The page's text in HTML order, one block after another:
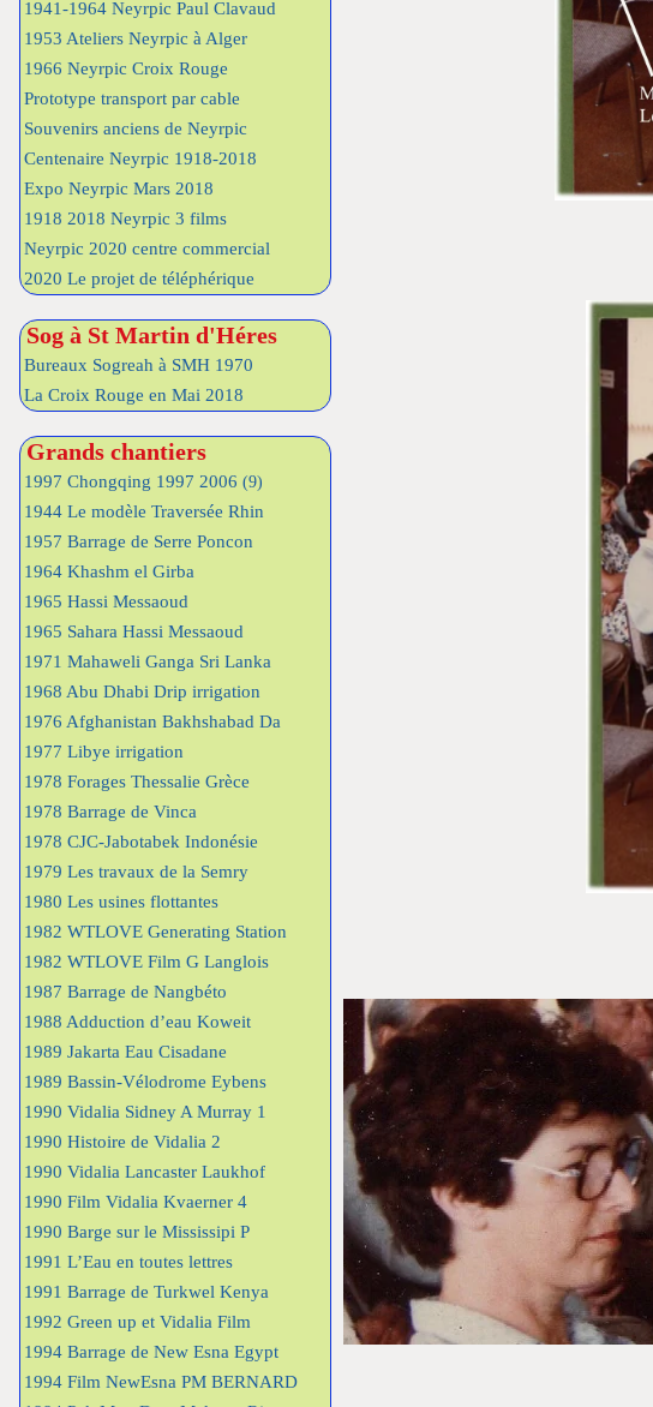
1941-1964 Neyrpic Paul Clavaud
1953 Ateliers Neyrpic à Alger
1966 Neyrpic Croix Rouge
Prototype transport par cable
Souvenirs anciens de Neyrpic
Centenaire Neyrpic 1918-2018
Expo Neyrpic Mars 2018
1918 2018 Neyrpic 3 films
Neyrpic 2020 centre commercial
2020 Le projet de téléphérique
Sog à St Martin d'Héres
Bureaux Sogreah à SMH 1970
La Croix Rouge en Mai 2018
Grands chantiers
1997 Chongqing 1997 2006 (9)
1944 Le modèle Traversée Rhin
1957 Barrage de Serre Poncon
1964 Khashm el Girba
1965 Hassi Messaoud
1965 Sahara Hassi Messaoud
1971 Mahaweli Ganga Sri Lanka
1968 Abu Dhabi Drip irrigation
1976 Afghanistan Bakhshabad Da
1977 Libye irrigation
1978 Forages Thessalie Grèce
1978 Barrage de Vinca
1978 CJC-Jabotabek Indonésie
1979 Les travaux de la Semry
1980 Les usines flottantes
1982 WTLOVE Generating Station
1982 WTLOVE Film G Langlois
1987 Barrage de Nangbéto
1988 Adduction d’eau Koweit
1989 Jakarta Eau Cisadane
1989 Bassin-Vélodrome Eybens
1990 Vidalia Sidney A Murray 1
1990 Histoire de Vidalia 2
1990 Vidalia Lancaster Laukhof
1990 Film Vidalia Kvaerner 4
1990 Barge sur le Mississipi P
1991 L’Eau en toutes lettres
1991 Barrage de Turkwel Kenya
1992 Green up et Vidalia Film
1994 Barrage de New Esna Egypt
1994 Film NewEsna PM BERNARD